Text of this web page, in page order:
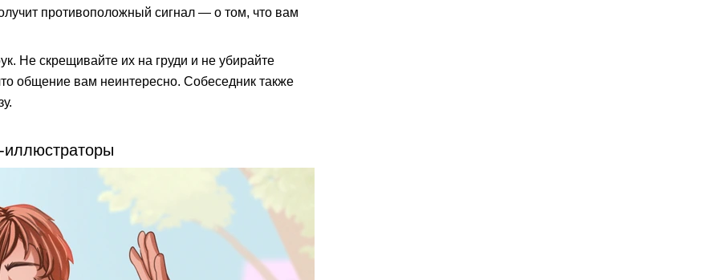
противоположный сигнал — о том, что вам
Не скрещивайте их на груди и не убирайте
общение вам неинтересно. Собеседник также